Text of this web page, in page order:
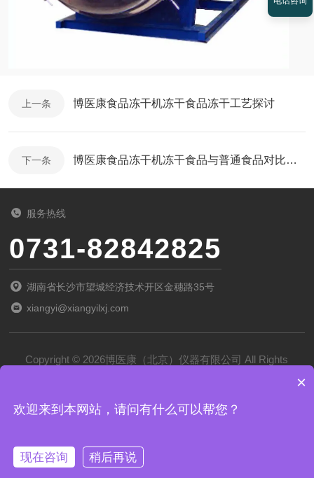
上一条 博医康食品冻干机冻干食品冻干工艺探讨
下一条 博医康食品冻干机冻干食品与普通食品对比特点
服务热线
0731-82842825
湖南省长沙市望城经济技术开区金穗路35号
xiangyi@xiangyilxj.com
Copyright © 2026博医康（北京）仪器有限公司 All Rights
京公网安备 11011102002194号
×
欢迎来到本网站，请问有什么可以帮您？
现在咨询 稍后再说